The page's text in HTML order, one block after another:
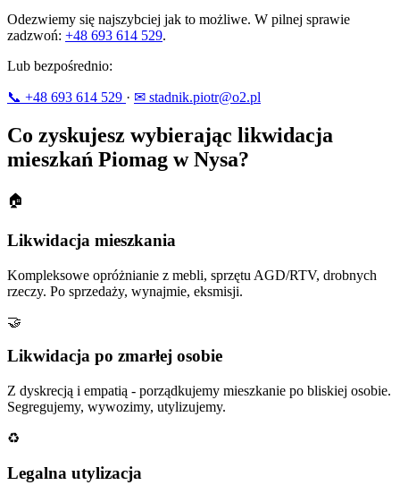
Odezwiemy się najszybciej jak to możliwe. W pilnej sprawie
zadzwoń: +48 693 614 529.
Lub bezpośrednio:
📞 +48 693 614 529 · ✉ stadnik.piotr@o2.pl
Co zyskujesz wybierając likwidacja
mieszkań Piomag w Nysa?
🏠
Likwidacja mieszkania
Kompleksowe opróżnianie z mebli, sprzętu AGD/RTV, drobnych
rzeczy. Po sprzedaży, wynajmie, eksmisji.
🤝
Likwidacja po zmarłej osobie
Z dyskrecją i empatią - porządkujemy mieszkanie po bliskiej osobie.
Segregujemy, wywozimy, utylizujemy.
♻️
Legalna utylizacja